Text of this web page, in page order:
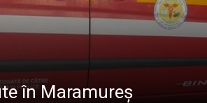
în Maramureș